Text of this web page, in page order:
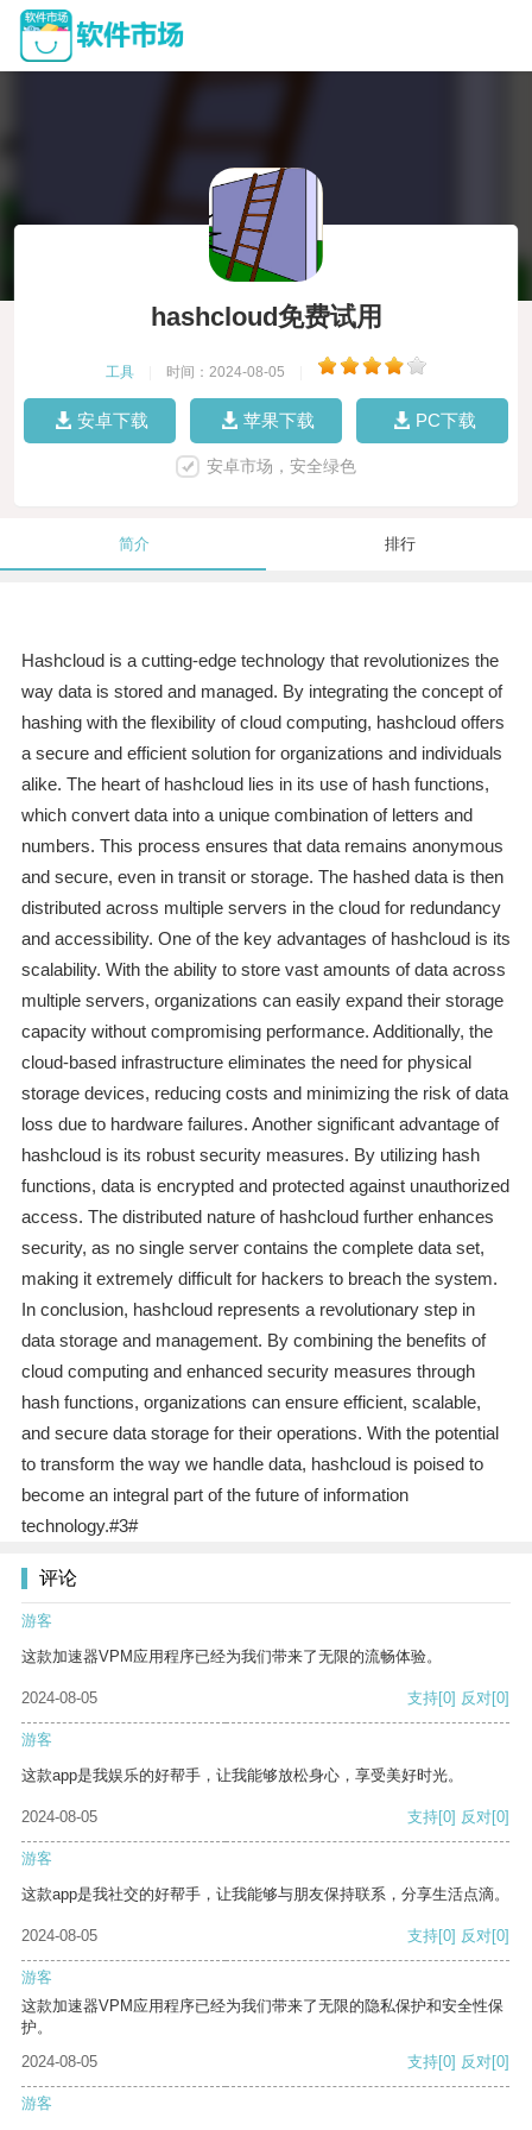
hashcloud免费试用
工具 时间：2024-08-05
安卓下载 苹果下载 PC下载
安卓市场，安全绿色
简介 排行
Hashcloud is a cutting-edge technology that revolutionizes the
way data is stored and managed. By integrating the concept of
hashing with the flexibility of cloud computing, hashcloud offers
a secure and efficient solution for organizations and individuals
alike. The heart of hashcloud lies in its use of hash functions,
which convert data into a unique combination of letters and
numbers. This process ensures that data remains anonymous
and secure, even in transit or storage. The hashed data is then
distributed across multiple servers in the cloud for redundancy
and accessibility. One of the key advantages of hashcloud is its
scalability. With the ability to store vast amounts of data across
multiple servers, organizations can easily expand their storage
capacity without compromising performance. Additionally, the
cloud-based infrastructure eliminates the need for physical
storage devices, reducing costs and minimizing the risk of data
loss due to hardware failures. Another significant advantage of
hashcloud is its robust security measures. By utilizing hash
functions, data is encrypted and protected against unauthorized
access. The distributed nature of hashcloud further enhances
security, as no single server contains the complete data set,
making it extremely difficult for hackers to breach the system.
In conclusion, hashcloud represents a revolutionary step in
data storage and management. By combining the benefits of
cloud computing and enhanced security measures through
hash functions, organizations can ensure efficient, scalable,
and secure data storage for their operations. With the potential
to transform the way we handle data, hashcloud is poised to
become an integral part of the future of information
technology.#3#
评论
游客
这款加速器VPM应用程序已经为我们带来了无限的流畅体验。
2024-08-05 支持[0] 反对[0]
游客
这款app是我娱乐的好帮手，让我能够放松身心，享受美好时光。
2024-08-05 支持[0] 反对[0]
游客
这款app是我社交的好帮手，让我能够与朋友保持联系，分享生活点滴。
2024-08-05 支持[0] 反对[0]
游客
这款加速器VPM应用程序已经为我们带来了无限的隐私保护和安全性保
护。
2024-08-05
支持[0] 反对[0]
游客